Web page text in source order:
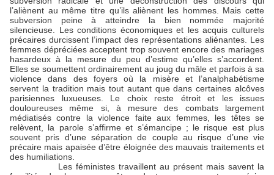
l’aliènent au même titre qu’ils aliènent les hommes. Mais cette
subversion peine à atteindre la bien nommée majorité
silencieuse. Les conditions économiques et les acquis culturels
précaires durcissent l’impact des représentations aliénantes. Les
femmes dépréciées acceptent trop souvent encore des mariages
hasardeux à la mesure du peu d’estime qu’elles s’accordent.
Elles se soumettent ordinairement au joug du mâle et parfois à sa
violence dans des foyers où la misère et l’analphabétisme
servent la tradition mais tout autant que dans certaines alcôves
parisiennes luxueuses. Le choix reste étroit et les issues
douloureuses même si, à mesure des combats largement
médiatisés contre la violence faite aux femmes, les têtes se
relèvent, la parole s’affirme et s’émancipe ; le risque est plus
souvent pris d’une séparation de couple au risque d’une vie
précaire mais apaisée d’être éloignée des mauvais traitements et
des humiliations.
Les féministes travaillent au présent mais savent la